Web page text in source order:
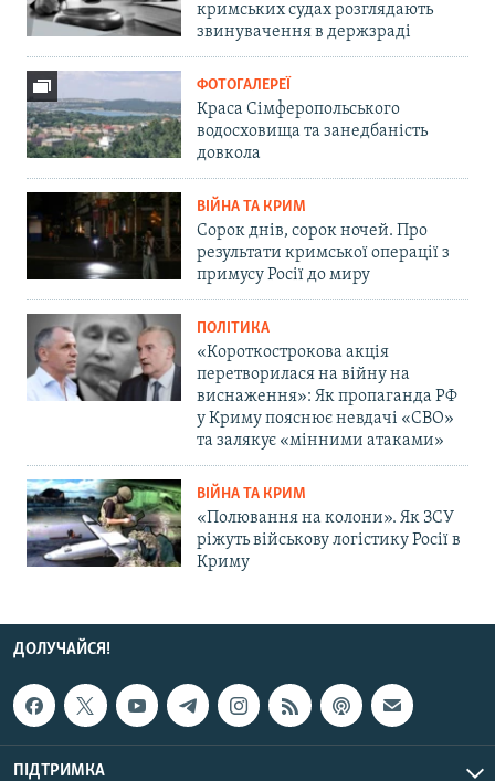
кримських судах розглядають
звинувачення в держзраді
ФОТОГАЛЕРЕЇ
Краса Сімферопольського
водосховища та занедбаність
довкола
ВІЙНА ТА КРИМ
Сорок днів, сорок ночей. Про
результати кримської операції з
примусу Росії до миру
ПОЛІТИКА
«Короткострокова акція
перетворилася на війну на
виснаження»: Як пропаганда РФ
у Криму пояснює невдачі «СВО»
та залякує «мінними атаками»
ВІЙНА ТА КРИМ
«Полювання на колони». Як ЗСУ
ріжуть військову логістику Росії в
Криму
ДОЛУЧАЙСЯ!
ПІДТРИМКА